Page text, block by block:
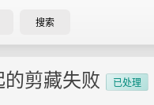
搜索
剪藏失败
已处理